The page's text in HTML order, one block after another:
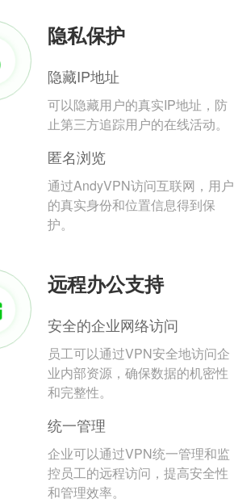
隐私保护
隐藏IP地址
可以隐藏用户的真实IP地址，防
止第三方追踪用户的在线活动。
匿名浏览
通过AndyVPN访问互联网，用户
的真实身份和位置信息得到保
护。
远程办公支持
安全的企业网络访问
员工可以通过VPN安全地访问企
业内部资源，确保数据的机密性
和完整性。
统一管理
企业可以通过VPN统一管理和监
控员工的远程访问，提高安全性
和管理效率。